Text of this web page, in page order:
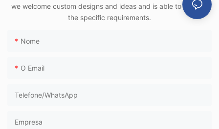
alumínio, para uso
em terminais
velocidade.
we welcome custom designs and ideas and is able to cater to
the specific requirements.
Nome
O Email
Telefone/WhatsApp
Empresa